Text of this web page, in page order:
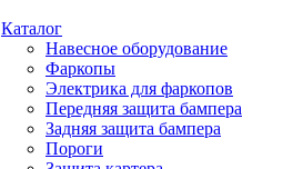
Каталог
Навесное оборудование
Фаркопы
Электрика для фаркопов
Передняя защита бампера
Задняя защита бампера
Пороги